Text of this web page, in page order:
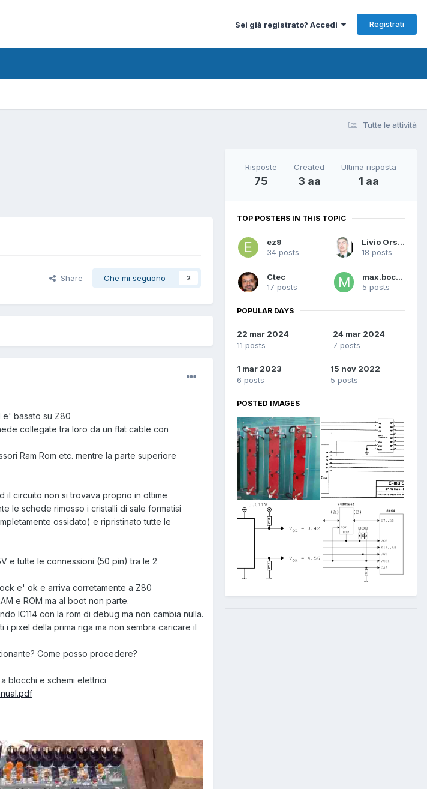
Sei già registrato? Accedi Registrati
Tutte le attività
Share Che mi seguono 2
e' basato su Z80
collegate tra loro da un flat cable con
Ram Rom etc. mentre la parte superiore
il circuito non si trovava proprio in ottime
le schede rimosso i cristalli di sale formatisi
ossidato) e ripristinato tutte le
e tutte le connessioni (50 pin) tra le 2
e' ok e arriva corretamente a Z80
e ROM ma al boot non parte.
IC114 con la rom di debug ma non cambia nulla.
pixel della prima riga ma non sembra caricare il
Come posso procedere?
blocchi e schemi elettrici
Risposte
75
Created
3 aa
Ultima risposta
1 aa
TOP POSTERS IN THIS TOPIC
ez9
34 posts
Livio Orsini
18 posts
Ctec
17 posts
max.bocca
5 posts
POPULAR DAYS
22 mar 2024
11 posts
24 mar 2024
7 posts
1 mar 2023
6 posts
15 nov 2022
5 posts
POSTED IMAGES